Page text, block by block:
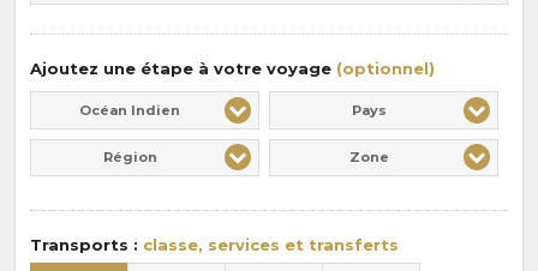
pension
:
Ajoutez une étape à votre voyage (optionnel)
Océan Indien Pays
Région Zone
Transports : classe, services et transferts